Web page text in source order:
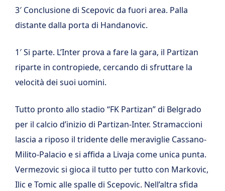
3′ Conclusione di Scepovic da fuori area. Palla
distante dalla porta di Handanovic.
1′ Si parte. L’Inter prova a fare la gara, il Partizan
riparte in contropiede, cercando di sfruttare la
velocità dei suoi uomini.
Tutto pronto allo stadio “FK Partizan” di Belgrado
per il calcio d’inizio di Partizan-Inter. Stramaccioni
lascia a riposo il tridente delle meraviglie Cassano-
Milito-Palacio e si affida a Livaja come unica punta.
Vermezovic si gioca il tutto per tutto con Markovic,
Ilic e Tomic alle spalle di Scepovic. Nell’altra sfida